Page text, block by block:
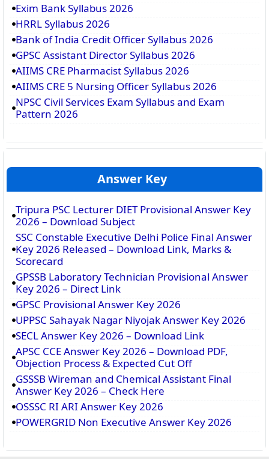
Exim Bank Syllabus 2026
HRRL Syllabus 2026
Bank of India Credit Officer Syllabus 2026
GPSC Assistant Director Syllabus 2026
AIIMS CRE Pharmacist Syllabus 2026
AIIMS CRE 5 Nursing Officer Syllabus 2026
NPSC Civil Services Exam Syllabus and Exam
Pattern 2026
Answer Key
Tripura PSC Lecturer DIET Provisional Answer Key
2026 – Download Subject
SSC Constable Executive Delhi Police Final Answer
Key 2026 Released – Download Link, Marks &
Scorecard
GPSSB Laboratory Technician Provisional Answer
Key 2026 – Direct Link
GPSC Provisional Answer Key 2026
UPPSC Sahayak Nagar Niyojak Answer Key 2026
SECL Answer Key 2026 – Download Link
APSC CCE Answer Key 2026 – Download PDF,
Objection Process & Expected Cut Off
GSSSB Wireman and Chemical Assistant Final
Answer Key 2026 – Check Here
OSSSC RI ARI Answer Key 2026
POWERGRID Non Executive Answer Key 2026